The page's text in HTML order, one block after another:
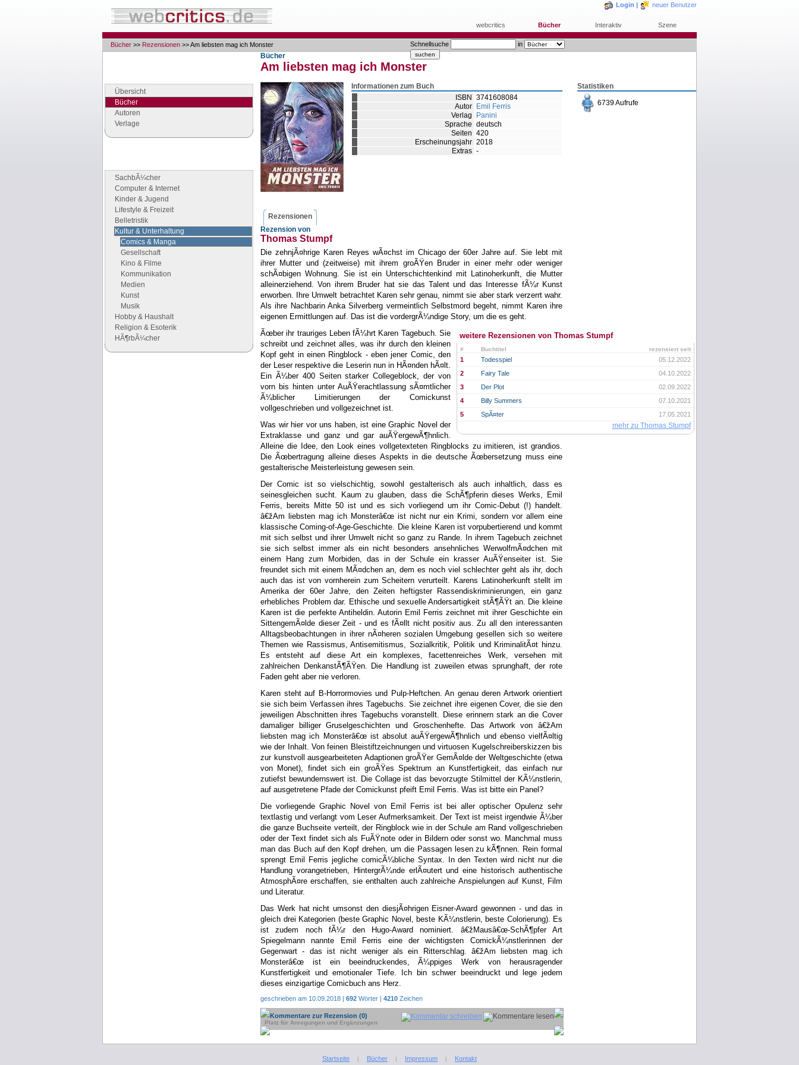
Login | neuer Benutzer
webcritics Bücher Interaktiv Szene
Schnellsuche in
Bücher >> Rezensionen >> Am liebsten mag ich Monster
Übersicht
Bücher
Autoren
Verlage
SachbÃ¼cher
Computer & Internet
Kinder & Jugend
Lifestyle & Freizeit
Belletristik
Kultur & Unterhaltung
Comics & Manga
Gesellschaft
Kino & Filme
Kommunikation
Medien
Kunst
Musik
Hobby & Haushalt
Religion & Esoterik
HÃ¶rbÃ¼cher
Bücher
Am liebsten mag ich Monster
Statistiken
6739 Aufrufe
Informationen zum Buch
ISBN
3741608084
Autor
Emil Ferris
Verlag
Panini
Sprache deutsch
Seiten 420
Erscheinungsjahr 2018
Extras -
Rezensionen
Rezension von
Thomas Stumpf
Die zehnjÃ¤hrige Karen Reyes wÃ¤chst im Chicago der 60er Jahre auf. Sie lebt mit
ihrer Mutter und (zeitweise) mit ihrem groÃŸen Bruder in einer mehr oder weniger
schÃ¤bigen Wohnung. Sie ist ein Unterschichtenkind mit Latinoherkunft, die Mutter
alleinerziehend. Von ihrem Bruder hat sie das Talent und das Interesse fÃ¼r Kunst
erworben. Ihre Umwelt betrachtet Karen sehr genau, nimmt sie aber stark verzerrt wahr.
Als ihre Nachbarin Anka Silverberg vermeintlich Selbstmord begeht, nimmt Karen ihre
eigenen Ermittlungen auf. Das ist die vordergrÃ¼ndige Story, um die es geht.
weitere Rezensionen von Thomas Stumpf
# rezensiert seit
Buchtitel
1 05.12.2022
Todesspiel
2
04.10.2022
Fairy Tale
3
02.09.2022
Der Plot
4
07.10.2021
Billy Summers
5
17.05.2021
SpÃ¤ter
mehr zu Thomas Stumpf
Ãœber ihr trauriges Leben fÃ¼hrt Karen Tagebuch. Sie
schreibt und zeichnet alles, was ihr durch den kleinen
Kopf geht in einen Ringblock - eben jener Comic, den
der Leser respektive die Leserin nun in HÃ¤nden hÃ¤lt.
Ein Ã¼ber 400 Seiten starker Collegeblock, der von
vorn bis hinten unter AuÃŸerachtlassung sÃ¤mtlicher
Ã¼blicher Limitierungen der Comickunst
vollgeschrieben und vollgezeichnet ist.
Was wir hier vor uns haben, ist eine Graphic Novel der
Extraklasse und ganz und gar auÃŸergewÃ¶hnlich.
Alleine die Idee, den Look eines vollgetexteten Ringblocks zu imitieren, ist grandios.
Die Ãœbertragung alleine dieses Aspekts in die deutsche Ãœbersetzung muss eine
gestalterische Meisterleistung gewesen sein.
Der Comic ist so vielschichtig, sowohl gestalterisch als auch inhaltlich, dass es
seinesgleichen sucht. Kaum zu glauben, dass die SchÃ¶pferin dieses Werks, Emil
Ferris, bereits Mitte 50 ist und es sich vorliegend um ihr Comic-Debut (!) handelt.
â€žAm liebsten mag ich Monsterâ€œ ist nicht nur ein Krimi, sondern vor allem eine
klassische Coming-of-Age-Geschichte. Die kleine Karen ist vorpubertierend und kommt
mit sich selbst und ihrer Umwelt nicht so ganz zu Rande. In ihrem Tagebuch zeichnet
sie sich selbst immer als ein nicht besonders ansehnliches WerwolfmÃ¤dchen mit
einem Hang zum Morbiden, das in der Schule ein krasser AuÃŸenseiter ist. Sie
freundet sich mit einem MÃ¤dchen an, dem es noch viel schlechter geht als ihr, doch
auch das ist von vornherein zum Scheitern verurteilt. Karens Latinoherkunft stellt im
Amerika der 60er Jahre, den Zeiten heftigster Rassendiskriminierungen, ein ganz
erhebliches Problem dar. Ethische und sexuelle Andersartigkeit stÃ¶ÃŸt an. Die kleine
Karen ist die perfekte Antiheldin. Autorin Emil Ferris zeichnet mit ihrer Geschichte ein
SittengemÃ¤lde dieser Zeit - und es fÃ¤llt nicht positiv aus. Zu all den interessanten
Alltagsbeobachtungen in ihrer nÃ¤heren sozialen Umgebung gesellen sich so weitere
Themen wie Rassismus, Antisemitismus, Sozialkritik, Politik und KriminalitÃ¤t hinzu.
Es entsteht auf diese Art ein komplexes, facettenreiches Werk, versehen mit
zahlreichen DenkanstÃ¶ÃŸen. Die Handlung ist zuweilen etwas sprunghaft, der rote
Faden geht aber nie verloren.
Karen steht auf B-Horrormovies und Pulp-Heftchen. An genau deren Artwork orientiert
sie sich beim Verfassen ihres Tagebuchs. Sie zeichnet ihre eigenen Cover, die sie den
jeweiligen Abschnitten ihres Tagebuchs voranstellt. Diese erinnern stark an die Cover
damaliger billiger Gruselgeschichten und Groschenhefte. Das Artwork von â€žAm
liebsten mag ich Monsterâ€œ ist absolut auÃŸergewÃ¶hnlich und ebenso vielfÃ¤ltig
wie der Inhalt. Von feinen Bleistiftzeichnungen und virtuosen Kugelschreiberskizzen bis
zur kunstvoll ausgearbeiteten Adaptionen groÃŸer GemÃ¤lde der Weltgeschichte (etwa
von Monet), findet sich ein groÃŸes Spektrum an Kunstfertigkeit, das einfach nur
zutiefst bewundernswert ist. Die Collage ist das bevorzugte Stilmittel der KÃ¼nstlerin,
auf ausgetretene Pfade der Comickunst pfeift Emil Ferris. Was ist bitte ein Panel?
Die vorliegende Graphic Novel von Emil Ferris ist bei aller optischer Opulenz sehr
textlastig und verlangt vom Leser Aufmerksamkeit. Der Text ist meist irgendwie Ã¼ber
die ganze Buchseite verteilt, der Ringblock wie in der Schule am Rand vollgeschrieben
oder der Text findet sich als FuÃŸnote oder in Bildern oder sonst wo. Manchmal muss
man das Buch auf den Kopf drehen, um die Passagen lesen zu kÃ¶nnen. Rein formal
sprengt Emil Ferris jegliche comicÃ¼bliche Syntax. In den Texten wird nicht nur die
Handlung vorangetrieben, HintergrÃ¼nde erlÃ¤utert und eine historisch authentische
AtmosphÃ¤re erschaffen, sie enthalten auch zahlreiche Anspielungen auf Kunst, Film
und Literatur.
Das Werk hat nicht umsonst den diesjÃ¤hrigen Eisner-Award gewonnen - und das in
gleich drei Kategorien (beste Graphic Novel, beste KÃ¼nstlerin, beste Colorierung). Es
ist zudem noch fÃ¼r den Hugo-Award nominiert. â€žMausâ€œ-SchÃ¶pfer Art
Spiegelmann nannte Emil Ferris eine der wichtigsten ComickÃ¼nstlerinnen der
Gegenwart - das ist nicht weniger als ein Ritterschlag. â€žAm liebsten mag ich
Monsterâ€œ ist ein beeindruckendes, Ã¼ppiges Werk von herausragender
Kunstfertigkeit und emotionaler Tiefe. Ich bin schwer beeindruckt und lege jedem
dieses einzigartige Comicbuch ans Herz.
geschrieben am 10.09.2018 | 692 Wörter | 4210 Zeichen
Kommentare zur Rezension (0)
Platz für Anregungen und Ergänzungen
Startseite | Bücher | Impressum | Kontakt